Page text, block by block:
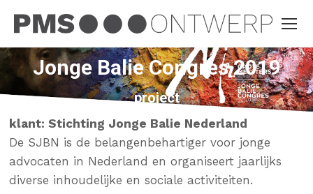
Jonge Balie Congres 2019
project
Je bent hier:
klant: Stichting Jonge Balie Nederland
De SJBN is de belangenbehartiger voor jonge
advocaten in Nederland en organiseert jaarlijks
diverse inhoudelijke en sociale activiteiten.